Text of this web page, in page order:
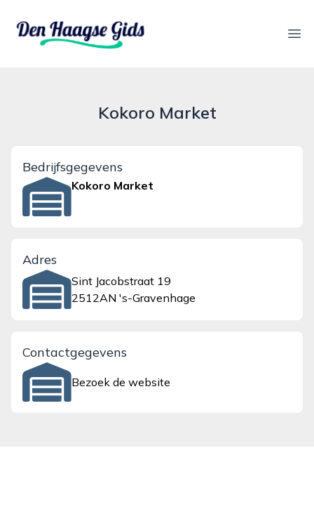
denhaagsegids.nl
Kokoro Market
Bedrijfsgegevens
Kokoro Market
Adres
Sint Jacobstraat 19
2512AN 's-Gravenhage
Contactgegevens
Bezoek de website